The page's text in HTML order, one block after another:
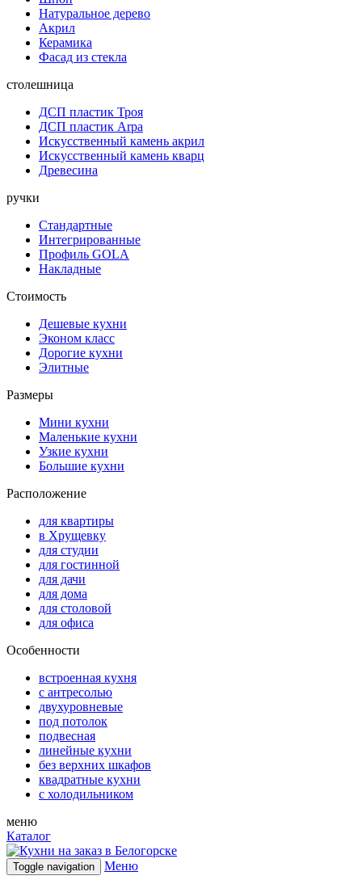
Натуральное дерево
Акрил
Керамика
Фасад из стекла
столешница
ДСП пластик Троя
ДСП пластик Arpa
Искусственный камень акрил
Искусственный камень кварц
Древесина
ручки
Стандартные
Интегрированные
Профиль GOLA
Накладные
Стоимость
Дешевые кухни
Эконом класс
Дорогие кухни
Элитные
Размеры
Мини кухни
Маленькие кухни
Узкие кухни
Большие кухни
Расположение
для квартиры
в Хрущевку
для студии
для гостинной
для дачи
для дома
для столовой
для офиса
Особенности
встроенная кухня
с антресолью
двухуровневые
под потолок
подвесная
линейные кухни
без верхних шкафов
квадратные кухни
с холодильником
меню
Каталог
Toggle navigation Меню